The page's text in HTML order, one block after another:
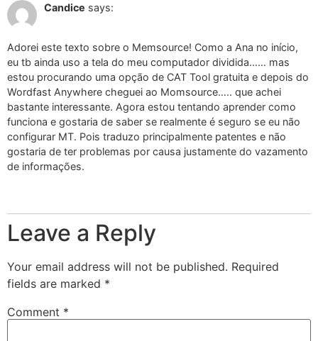
Candice says:
Adorei este texto sobre o Memsource! Como a Ana no início,
eu tb ainda uso a tela do meu computador dividida…… mas
estou procurando uma opção de CAT Tool gratuita e depois do
Wordfast Anywhere cheguei ao Momsource….. que achei
bastante interessante. Agora estou tentando aprender como
funciona e gostaria de saber se realmente é seguro se eu não
configurar MT. Pois traduzo principalmente patentes e não
gostaria de ter problemas por causa justamente do vazamento
de informações.
Leave a Reply
Your email address will not be published. Required
fields are marked *
Comment *